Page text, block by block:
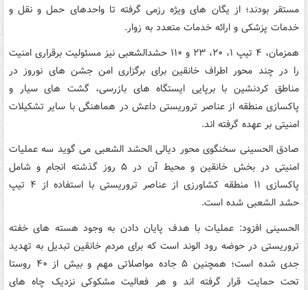
مستقر بودند؛ از یگان های ویژه رزمی گرفته تا واحدهای حمل و نقل و
خدمات پزشکی و ارائه خدمات متعدد به زوار.
همزمان، ۴ تیپ ۱، ۲۰، ۲۳ و ۱۱۰ حشدالشعبی نیز مسئولیت برقراری امنیت
را در چند محور اطراف خانقین برای برگزاری امن جشن های نوروز در
مناطق کردنشین با برپایی ایستگاه های بازرسی، گشت های سیار و
پاکسازی منطقه از عناصر تروریستی داعش در هماهنگی با سایر تشکیلات
امنیتی بر عهده گرفته اند.
صادق الحسینی سخنگوی محور دیالی الحشد الشعبی می گوید سه عملیات
امنیتی در بخش خانقین و محیط آن در ۵ روز گذشته انجام و شامل
پاکسازی ۱۱ منطقه کشاورزی از عناصر تروریستی با استفاده از ۴ تیپ
حشد الشعبی شده است.
الحسینی افزود: عملیات با هدف پایان دادن به وجود هسته های خفته
تروریستی در حوضه رود الوند است که برای مردم خانقین تبدیل به تهدید
جدی شده است؛ همچنین ۵ جاده مواصلاتی مهم و بیش از ۴۰ روستا
تحت حمایت قرار گرفته اند و هر فعالیت مشکوکی نزدیک چاه های